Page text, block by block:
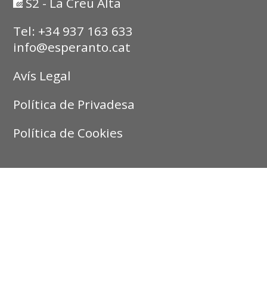
Tel: +34 937 163 633
info@esperanto.cat
Avís Legal
Política de Privadesa
Política de Cookies